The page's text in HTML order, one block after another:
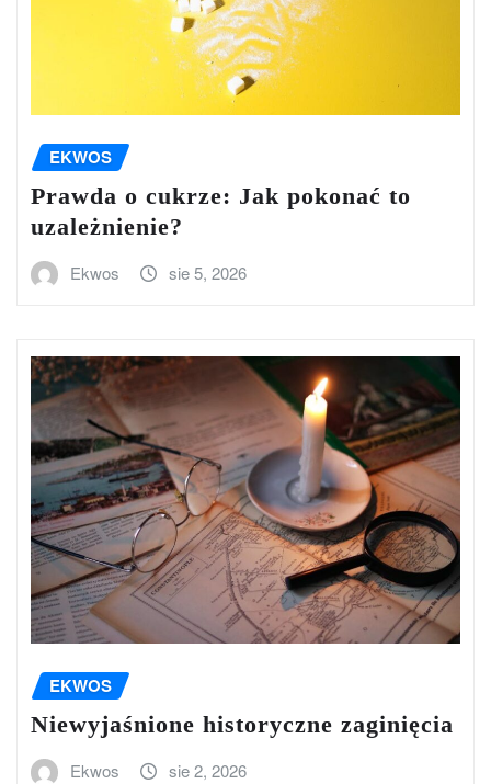
EKWOS
Prawda o cukrze: Jak pokonać to
uzależnienie?
Ekwos sie 5, 2026
EKWOS
Niewyjaśnione historyczne zaginięcia
Ekwos sie 2, 2026